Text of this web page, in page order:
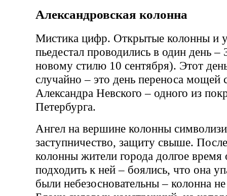
Александровская колонна
Мистика цифр. Открытые колонны и
пьедестал проводились в один день –
новому стилю 10 сентября). Этот
случайно – это день переноса мощей
Александра Невского – одного из
Петербурга.
Ангел на вершине колонны
заступничество, защиту свыше.
колонны жители города долгое время
подходить к ней – боялись, что она
были небезосновательны – колонна